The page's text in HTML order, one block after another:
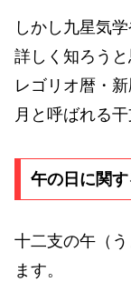
しかし九星気
詳しく知ろう
レゴリオ暦・
月と呼ばれる
午の日に関す
十二支の午（
ます。